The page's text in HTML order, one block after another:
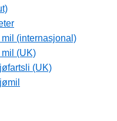
(internasjonal)
mil (UK)
(UK)